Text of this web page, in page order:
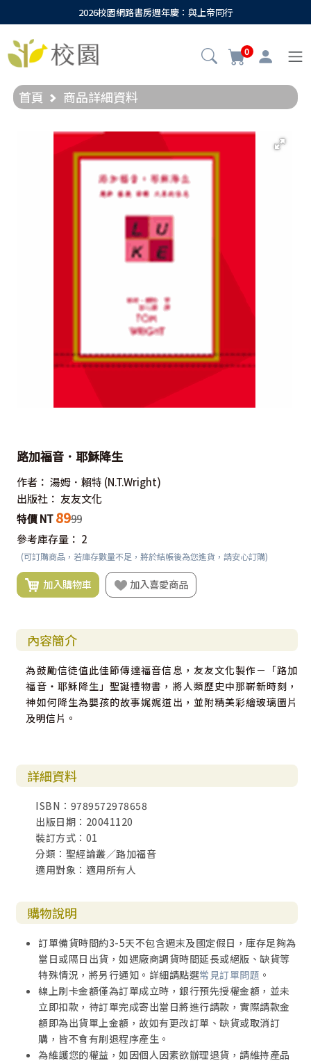
2026校園網路書房週年慶：與上帝同行
0
首頁 商品詳細資料
路加福音．耶穌降生
作者： 湯姆．賴特 (N.T.Wright)
出版社： 友友文化
特價 NT 8999
參考庫存量： 2
(可訂購商品，若庫存數量不足，將於結帳後為您進貨，請安心訂購)
加入購物車 加入喜愛商品
內容簡介
為鼓勵信徒值此佳節傳達福音信息，友友文化製作－「路加
福音‧耶穌降生」聖誕禮物書，將人類歷史中那嶄新時刻，
神如何降生為嬰孩的故事娓娓道出，並附精美彩繪玻璃圖片
及明信片。
詳細資料
ISBN：9789572978658
出版日期：20041120
裝訂方式：01
分類：聖經論叢／路加福音
適用對象：適用所有人
購物說明
訂單備貨時間約3-5天不包含週末及國定假日，庫存足夠為
當日或隔日出貨，如遇廠商調貨時間延長或絕版、缺貨等
特殊情況，將另行通知。詳細請點選常見訂單問題 。
線上刷卡金額僅為訂單成立時，銀行預先授權金額，並未
立即扣款，待訂單完成寄出當日將進行請款，實際請款金
額即為出貨單上金額，故如有更改訂單、缺貨或取消訂
購，皆不會有刷退程序產生。
為維護您的權益，如因個人因素欲辦理退貨，請維持產品